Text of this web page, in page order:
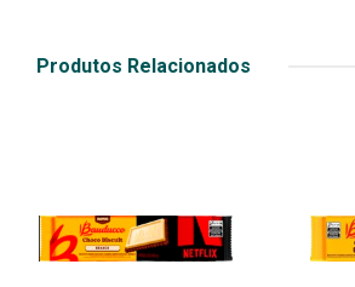
Produtos Relacionados